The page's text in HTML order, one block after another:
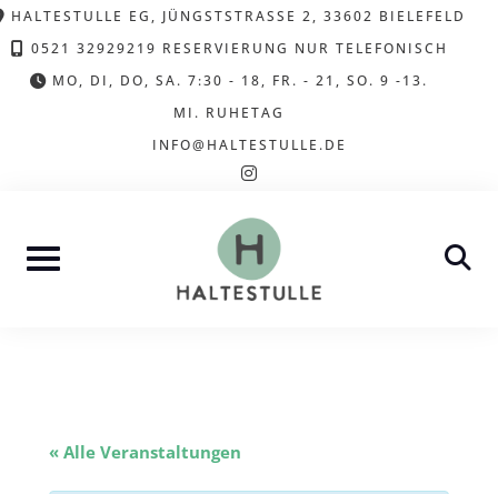
Skip
to
content
HALTESTULLE EG, JÜNGSTSTRASSE 2, 33602 BIELEFELD
0521 32929219 RESERVIERUNG NUR TELEFONISCH
MO, DI, DO, SA. 7:30 - 18, FR. - 21, SO. 9 -13.
MI. RUHETAG
INFO@HALTESTULLE.DE
instagram
« Alle Veranstaltungen